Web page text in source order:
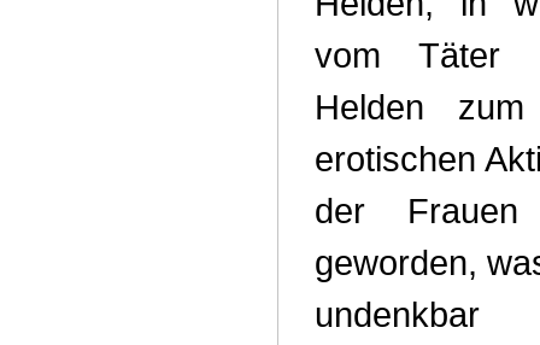
vom Täter
Helden
erotischen
der
geworden,